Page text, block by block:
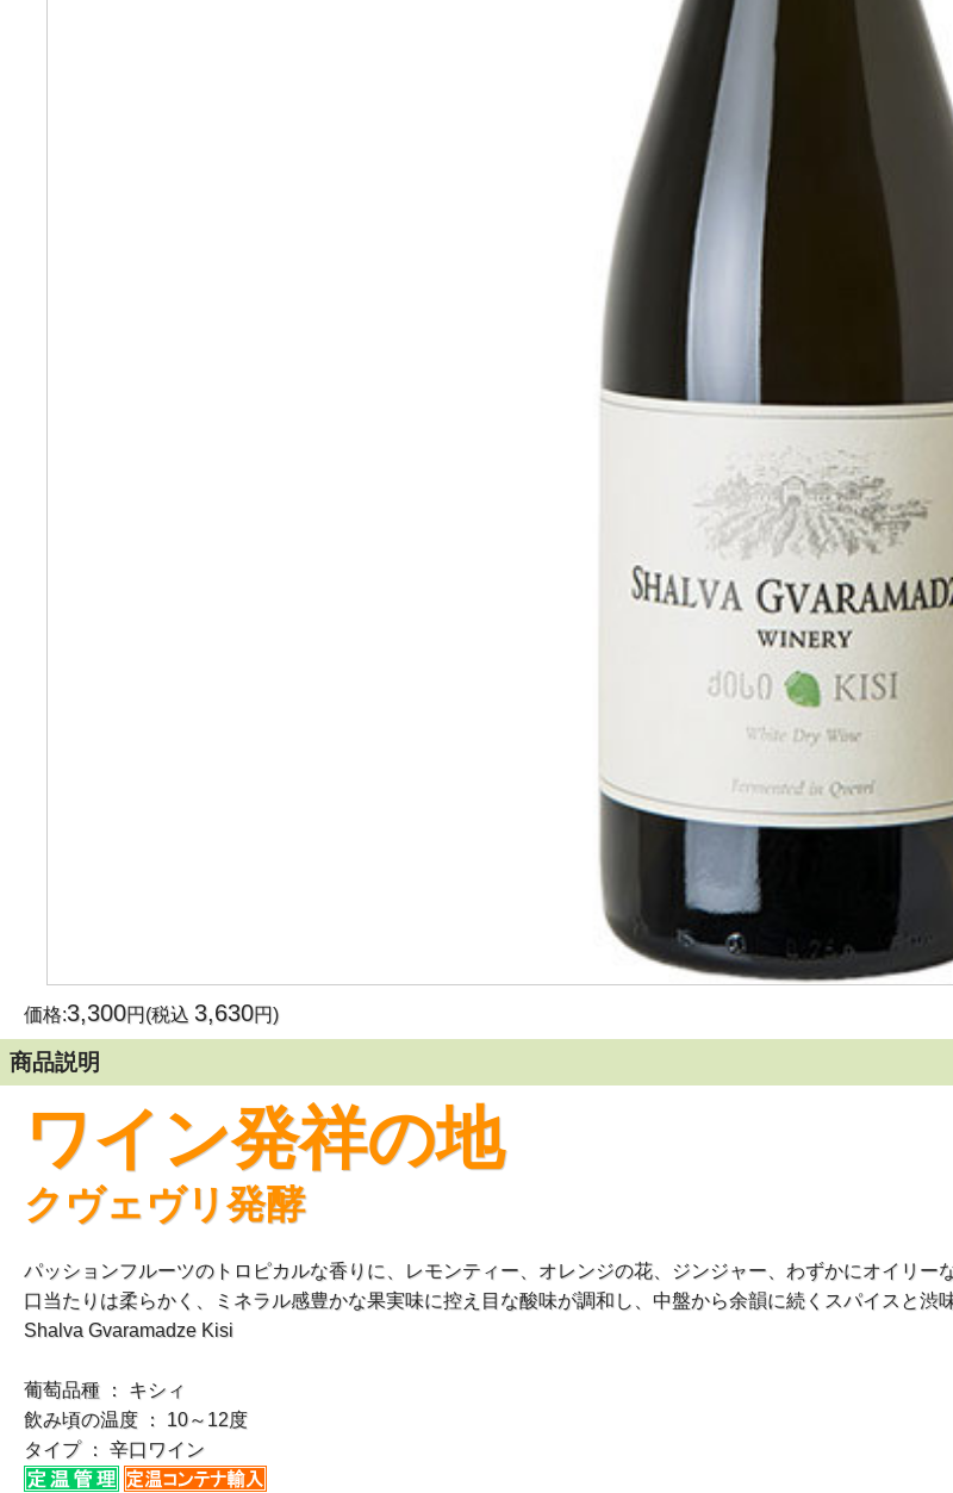
価格:3,300円(税込 3,630円)
商品説明
ワイン発祥の地
クヴェヴリ発酵
パッションフルーツのトロピカルな香りに、レモンティー、オレンジの花、ジンジャー、わずかにオイリー
口当たりは柔らかく、ミネラル感豊かな果実味に控え目な酸味が調和し、中盤から余韻に続くスパイスと渋
Shalva Gvaramadze Kisi
葡萄品種 ： キシィ
飲み頃の温度 ： 10～12度
タイプ ： 辛口ワイン